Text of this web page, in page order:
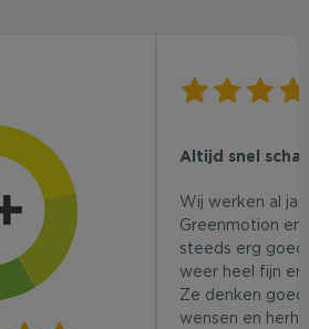
Altijd snel
Wij werken al
Greenmotion en
steeds erg
weer heel fijn en
Ze denken
wensen en